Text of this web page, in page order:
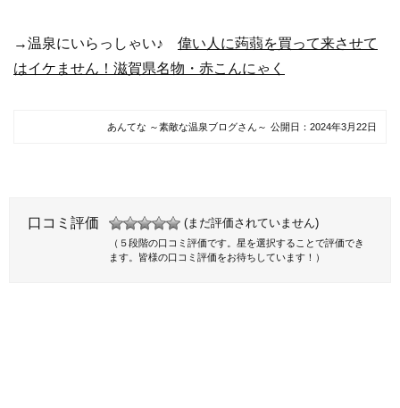
→温泉にいらっしゃい♪ 偉い人に蒟蒻を買って来させて
はイケません！滋賀県名物・赤こんにゃく
あんてな ～素敵な温泉ブログさん～ 公開日： 2024年3月22日
口コミ評価 (まだ評価されていません)
（５段階の口コミ評価です。星を選択することで評価でき
ます。皆様の口コミ評価をお待ちしています！）